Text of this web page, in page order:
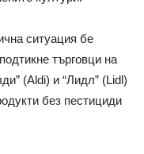
ситуация бе
търговци на
(Aldi) и “Лидл” (Lidl)
без пестициди